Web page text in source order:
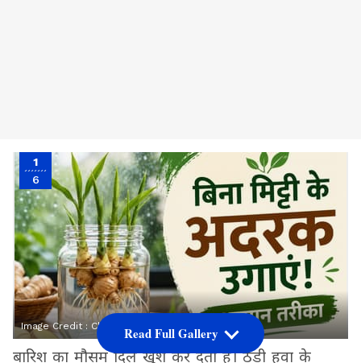
1
6
Image Credit : Chatgpt.com
बारिश का मौसम दिल खुश कर देता है। ठंडी हवा के
Read Full Gallery